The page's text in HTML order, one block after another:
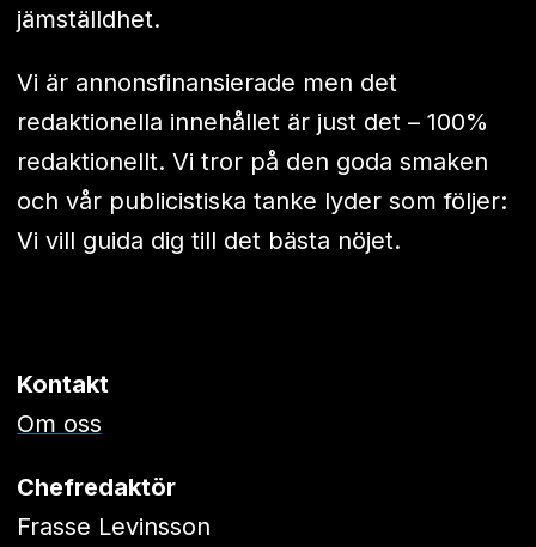
jämställdhet.
Vi är annonsfinansierade men det
redaktionella innehållet är just det – 100%
redaktionellt. Vi tror på den goda smaken
och vår publicistiska tanke lyder som följer:
Vi vill guida dig till det bästa nöjet.
Kontakt
Om oss
Chefredaktör
Frasse Levinsson